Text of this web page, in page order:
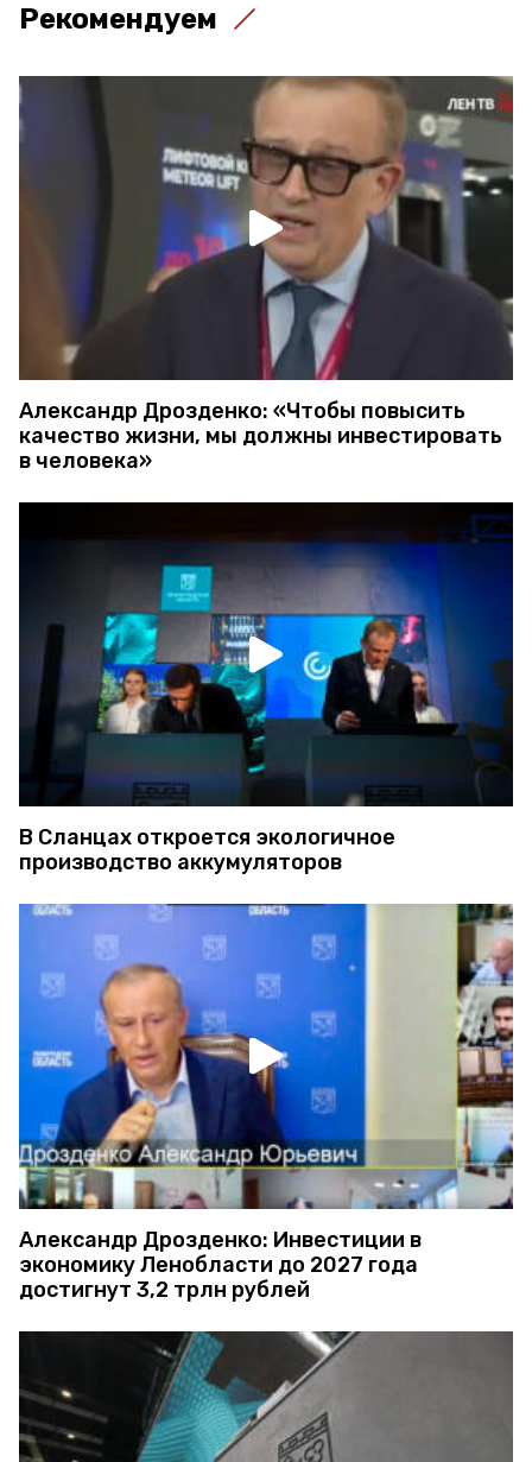
Рекомендуем
Александр Дрозденко: «Чтобы повысить
качество жизни, мы должны инвестировать
в человека»
В Сланцах откроется экологичное
производство аккумуляторов
Александр Дрозденко: Инвестиции в
экономику Ленобласти до 2027 года
достигнут 3,2 трлн рублей